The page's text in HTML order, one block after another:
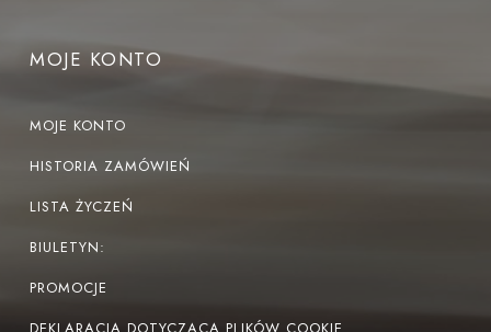
MOJE KONTO
MOJE KONTO
HISTORIA ZAMÓWIEŃ
LISTA ŻYCZEŃ
BIULETYN:
PROMOCJE